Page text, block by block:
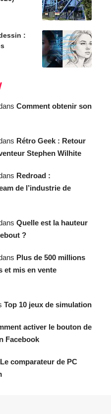
:
Comment obtenir son
Rétro Geek : Retour
Stephen Wilhite
Redroad :
de l’industrie de
Quelle est la hauteur
?
Plus de 500 millions
et mis en vente
Top 10 jeux de simulation
activer le bouton de
Facebook
comparateur de PC